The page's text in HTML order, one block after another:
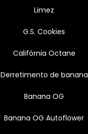
Limez
G.S. Cookies
Califórnia Octane
Derretimento de banana
Banana OG
Banana OG Autoflower